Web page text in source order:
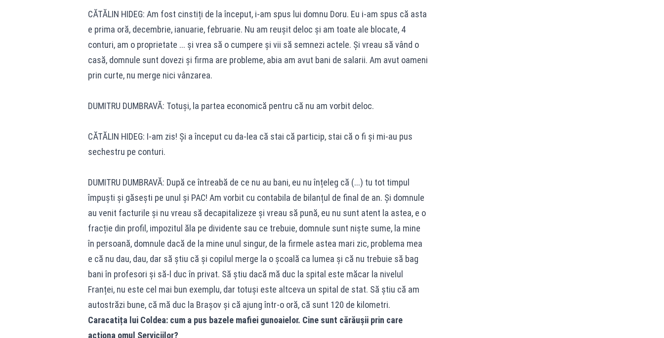
CĂTĂLIN HIDEG: Am fost cinstiți de la început, i-am spus lui domnu Doru. Eu i-am spus că asta
e prima oră, decembrie, ianuarie, februarie. Nu am reușit deloc și am toate ale blocate, 4
conturi, am o proprietate ... și vrea să o cumpere și vii să semnezi actele. Și vreau să vând o
casă, domnule sunt dovezi și firma are probleme, abia am avut bani de salarii. Am avut oameni
prin curte, nu merge nici vânzarea.
DUMITRU DUMBRAVĂ: Totuși, la partea economică pentru că nu am vorbit deloc.
CĂTĂLIN HIDEG: I-am zis! Și a început cu da-lea că stai că particip, stai că o fi și mi-au pus
sechestru pe conturi.
DUMITRU DUMBRAVĂ: După ce întreabă de ce nu au bani, eu nu înțeleg că (...) tu tot timpul
împuști și găsești pe unul și PAC! Am vorbit cu contabila de bilanțul de final de an. Și domnule
au venit facturile și nu vreau să decapitalizeze și vreau să pună, eu nu sunt atent la astea, e o
fracție din profil, impozitul ăla pe dividente sau ce trebuie, domnule sunt niște sume, la mine
în persoană, domnule dacă de la mine unul singur, de la firmele astea mari zic, problema mea
e că nu dau, dau, dar să știu că și copilul merge la o școală ca lumea și că nu trebuie să bag
bani în profesori și să-l duc în privat. Să știu dacă mă duc la spital este măcar la nivelul
Franței, nu este cel mai bun exemplu, dar totuși este altceva un spital de stat. Să știu că am
autostrăzi bune, că mă duc la Brașov și că ajung într-o oră, că sunt 120 de kilometri.
Caracatița lui Coldea: cum a pus bazele mafiei gunoaielor. Cine sunt cărăușii prin care
acționa omul Serviciilor?